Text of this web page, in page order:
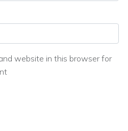
website in this browser for